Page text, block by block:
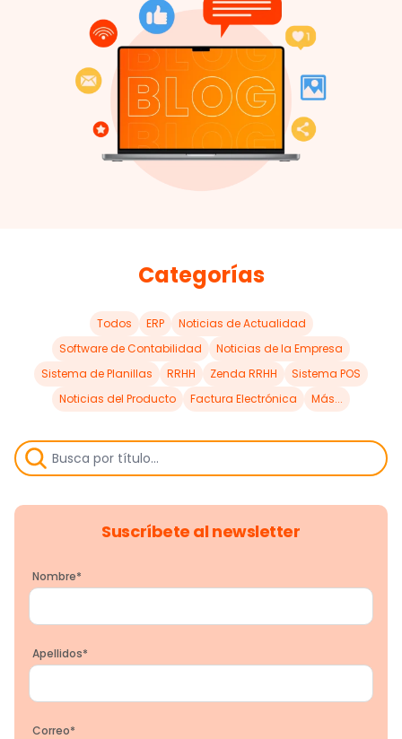
Categorías
Todos ERP
Noticias de Actualidad
Software de Contabilidad
Noticias de la Empresa
Sistema de Planillas
RRHH Zenda RRHH
Sistema POS
Noticias del Producto
Factura Electrónica Más...
Suscríbete al newsletter
Nombre*
Apellidos*
Correo*